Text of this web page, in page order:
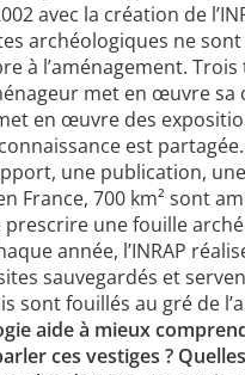
avec la création de
archéologiques ne
à l’aménagement.
met en œuvre
en œuvre des
est
une publication,
France, 700 km² sont
prescrire une fouille
année, l’INRAP
sauvegardés et
sont fouillés au gré de
aide à mieux
ces vestiges ?